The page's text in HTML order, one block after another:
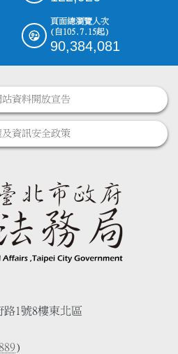
頁面總瀏覽人次
(自105.7.15起)
90,384,081
站資料開放宣告
及資訊安全政策
路1號8樓東北區
)